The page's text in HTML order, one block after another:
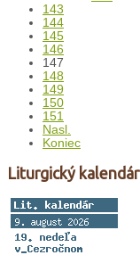
143
144
145
146
147
148
149
150
151
Nasl.
Koniec
Liturgický kalendár